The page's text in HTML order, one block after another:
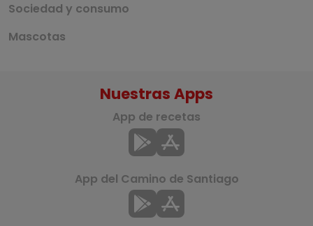
Sociedad y consumo
Mascotas
Nuestras Apps
App de recetas
App del Camino de Santiago